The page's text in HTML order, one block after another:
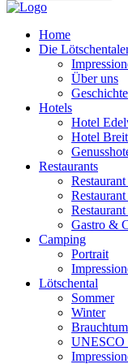
Home
Die
Über uns
Geschichte
Hotels
Hotel
Hotel
Restaurants
Gastro &
Camping
Portrait
Lötschental
Sommer
Winter
Brauchtum
UNESCO